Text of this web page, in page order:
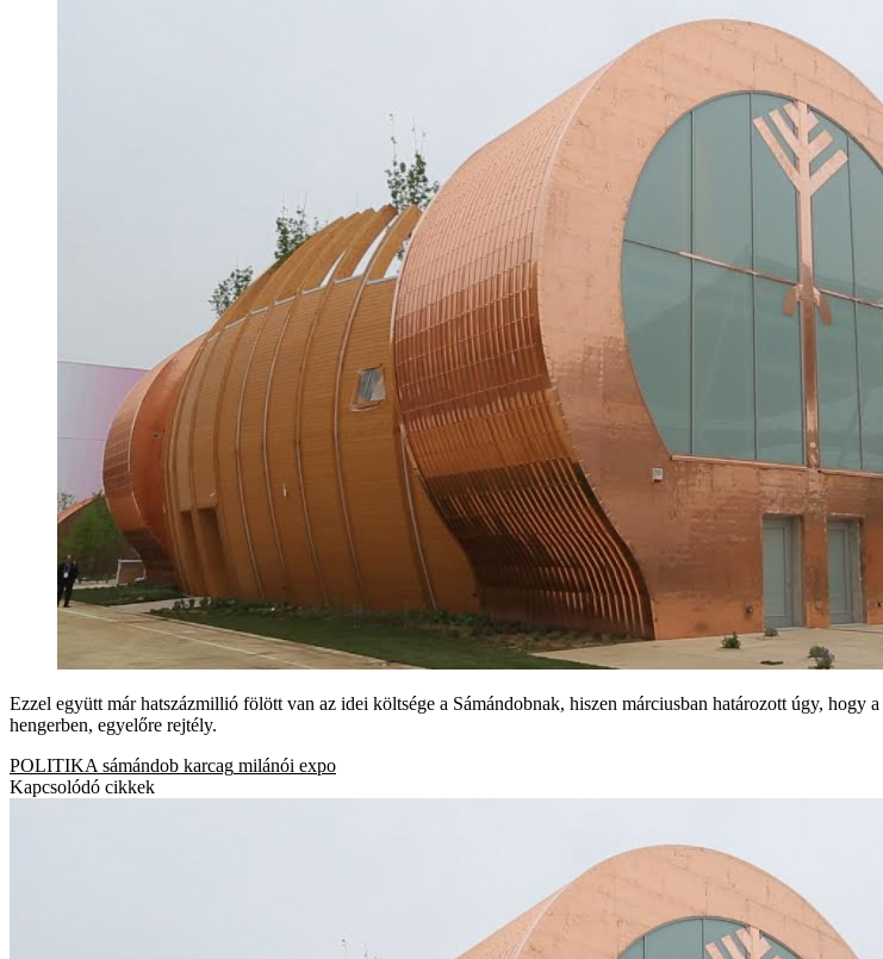
Ezzel együtt már hatszázmillió fölött van az idei költsége a Sámándobnak, hiszen márciusban határozott úgy, hogy a
hengerben, egyelőre rejtély.
POLITIKA sámándob karcag milánói expo
Kapcsolódó cikkek